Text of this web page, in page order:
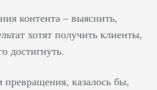
контента – выяснить,
хотят получить клиенты,
достигнуть.
казалось бы,